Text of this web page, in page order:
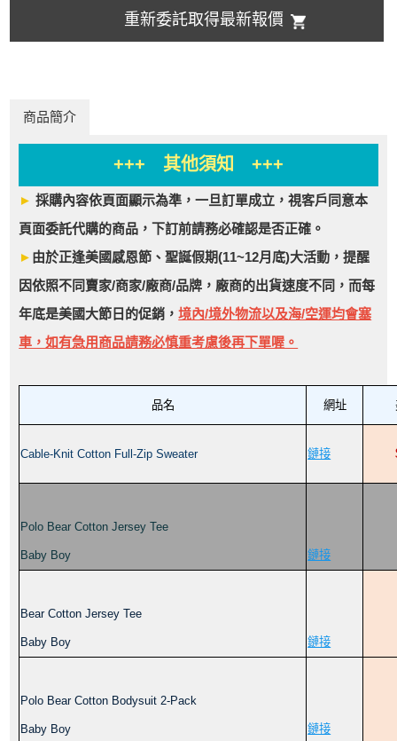
重新委託取得最新報價
商品簡介
+++ 其他須知 +++
►採購內容依頁面顯示為準，一旦訂單成立，視客戶同意本
頁面委託代購的商品，下訂前請務必確認是否正確。
► 由於正逢美國感恩節、聖誕假期(11~12月底)大活動，提醒
因依照不同賣家/商家/廠商/品牌，廠商的出貨速度不同，而每
年底是美國大節日的促銷，境內/境外物流以及海/空運均會塞
車，如有急用商品請務必慎重考慮後再下單喔。
品名 網址
Cable-Knit Cotton Full-Zip Sweater 鏈接
Polo Bear Cotton Jersey Tee
Baby Boy 鏈接
Bear Cotton Jersey Tee
Baby Boy 鏈接
Polo Bear Cotton Bodysuit 2-Pack
Baby Boy 鏈接